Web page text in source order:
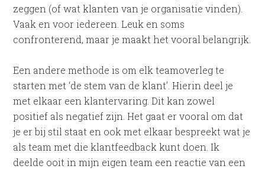
zeggen (of wat klanten van je organisatie vinden).
Vaak en voor iedereen. Leuk en soms
confronterend, maar je maakt het vooral belangrijk.
Een andere methode is om elk teamoverleg te
starten met ‘de stem van de klant’. Hierin deel je
met elkaar een klantervaring. Dit kan zowel
positief als negatief zijn. Het gaat er vooral om dat
je er bij stil staat en ook met elkaar bespreekt wat je
als team met die klantfeedback kunt doen. Ik
deelde ooit in mijn eigen team een reactie van een